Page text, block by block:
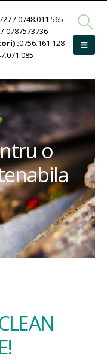
/ 0748.011.565
0787573736
:0756.161.128
o